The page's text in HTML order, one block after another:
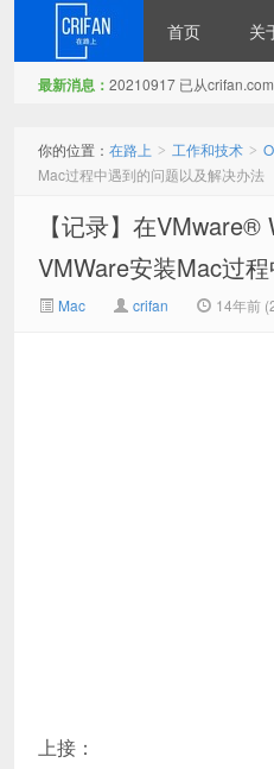
首页 关
最新消息： 20210917 已从
你的位置： 在路上 > 工作和技术 >
Mac过程中遇到的问题以及解决办法
【记录】在
VMWare安装Mac过
Mac crifan 14年前
上接：